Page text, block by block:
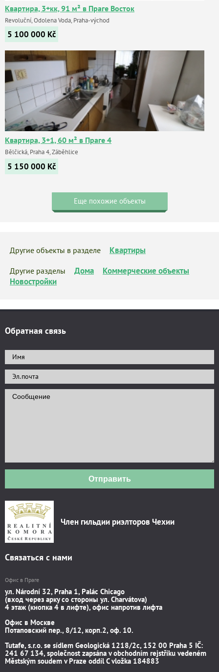
Квартира, 3+кк, 91 м² в Праге Восток
Revoluční, Odolena Voda, Praha-východ
5 100 000 Kč
Квартира, 3+1, 60 м² в Праге 4
Bělčická, Praha 4, Záběhlice
5 150 000 Kč
Еще похожие объекты
Другие объекты в разделе Квартиры
Другие разделы Дома
Коммерческие объекты
Новостройки
Обратная связь
Отправить
Член гильдии риэлторов Чехии
Связаться с нами
Офис в Праге
ул. Národní 32, Praha 1, Palác Chicago
(вход через арку со стороны ул. Charvátova)
4 этаж (кнопка 4 в лифте), офис напротив лифта
Офис в Москве
Потаповский пер., 8/12, корп.2, оф. 10.
Tutafe, s.r.o. se sídlem Geologická 1218/2c, 152 00 Praha 5 IČ:
241 67 134, společnost zapsána v obchodním rejstříku vedeném
Městským soudem v Praze oddíl C vložka 184883